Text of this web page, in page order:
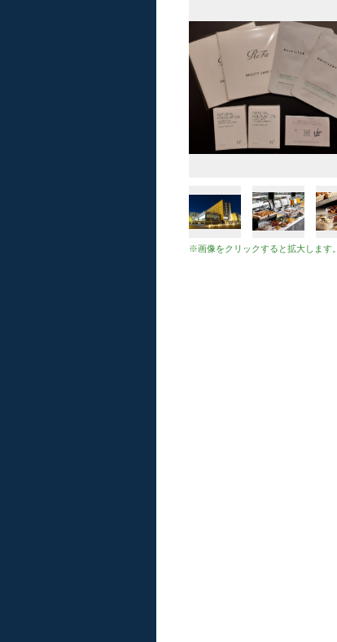
※画像をクリックすると拡大します。